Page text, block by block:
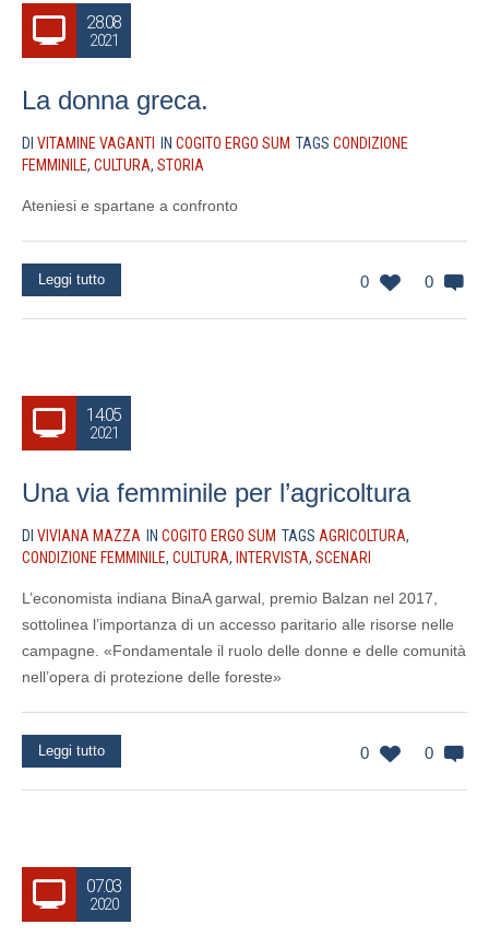
28.08
2021
La donna greca.
DI VITAMINE VAGANTI IN COGITO ERGO SUM TAGS CONDIZIONE
FEMMINILE, CULTURA, STORIA
Ateniesi e spartane a confronto
0 0
Leggi tutto
14.05
2021
Una via femminile per l’agricoltura
DI VIVIANA MAZZA IN COGITO ERGO SUM TAGS AGRICOLTURA,
CONDIZIONE FEMMINILE, CULTURA, INTERVISTA, SCENARI
L’economista indiana BinaA garwal, premio Balzan nel 2017,
sottolinea l’importanza di un accesso paritario alle risorse nelle
campagne. «Fondamentale il ruolo delle donne e delle comunità
nell’opera di protezione delle foreste»
0 0
Leggi tutto
07.03
2020